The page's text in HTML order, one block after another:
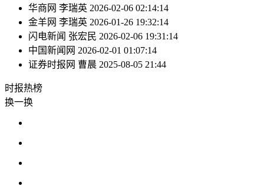
华商网 李瑞英 2026-02-06 02:14:14
金羊网 李瑞英 2026-01-26 19:32:14
闪电新闻 张宏民 2026-02-06 19:31:14
中国新闻网 2026-02-01 01:07:14
证券时报网 曹晨 2025-08-05 21:44
时报热榜
换一换